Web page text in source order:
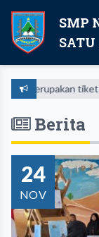
SMP
SATU
tiket untuk
Berita
24
NOV